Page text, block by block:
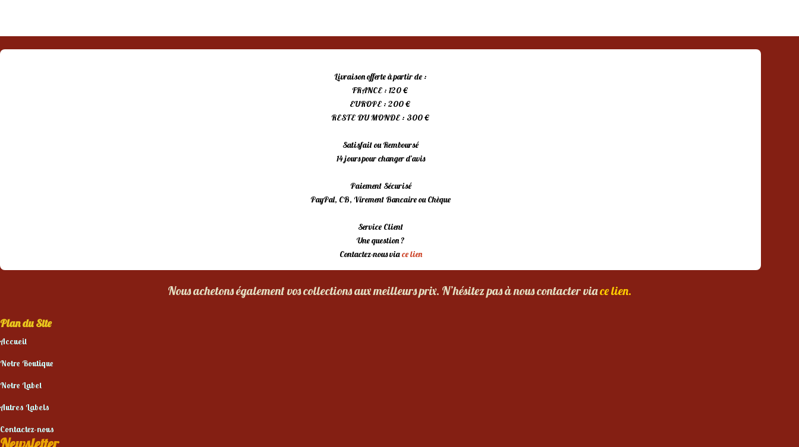
Livraison offerte à partir de :
FRANCE : 120 €
EUROPE : 200 €
RESTE DU MONDE : 300 €
Satisfait ou Remboursé
14 jours pour changer d’avis
Paiement Sécurisé
PayPal, CB, Virement Bancaire ou Chèque
Service Client
Une question ?
Contactez-nous viace lien
Nous achetons également vos collections aux meilleurs prix. N’hésitez pas à nous contacter viace lien.
Plan du Site
Accueil
Notre Boutique
Notre Label
Autres Labels
Contactez-nous
Newsletter